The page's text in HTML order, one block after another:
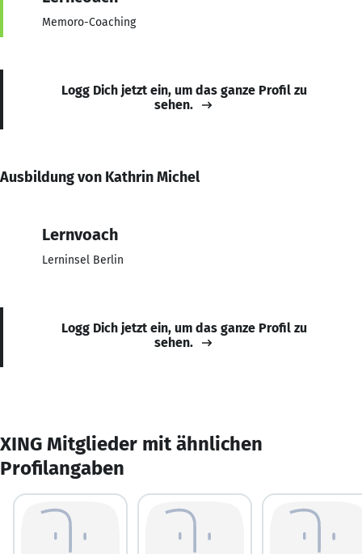
Memoro-Coaching
Logg Dich jetzt ein, um das ganze Profil zu
sehen.
Ausbildung von Kathrin Michel
Lernvoach
Lerninsel Berlin
Logg Dich jetzt ein, um das ganze Profil zu
sehen.
XING Mitglieder mit ähnlichen
Profilangaben